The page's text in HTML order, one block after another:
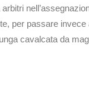
per passare
cavalcata da